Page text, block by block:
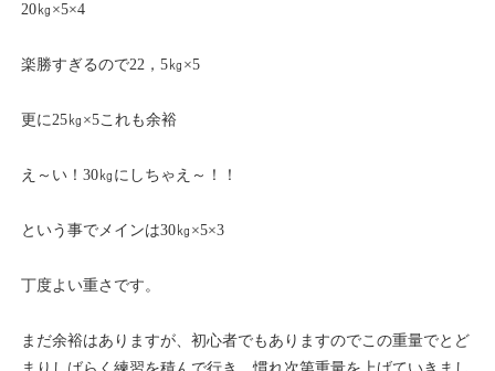
20㎏×5×4
楽勝すぎるので22，5㎏×5
更に25㎏×5これも余裕
え～い！30㎏にしちゃえ～！！
という事でメインは30㎏×5×3
丁度よい重さです。
まだ余裕はありますが、初心者でもありますのでこの重量でとど